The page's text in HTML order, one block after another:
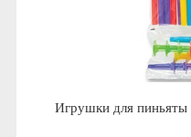
Игрушки для